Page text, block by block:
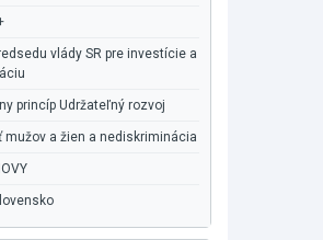
vlády SR pre investície a
princíp Udržateľný rozvoj
mužov a žien a nediskriminácia